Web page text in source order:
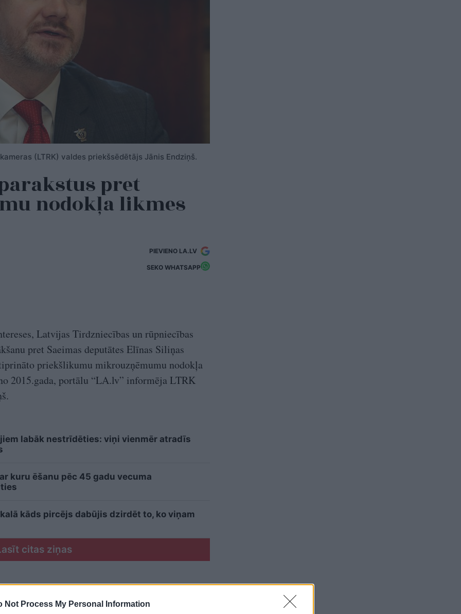
Not Process My Personal Information
(LTRK) valdes priekšsēdētājs Jānis Endziņš.
pret
nodokļa likmes
PIEVIENO LA.LV
SEKO WHATSAPP
Latvijas Tirdzniecības un rūpniecības
pret Saeimas deputātes Elīnas Siliņas
priekšlikumu mikrouzņēmumu nodokļa
2015.gada, portālu “LA.lv” informēja LTRK
labāk nestrīdēties: viņi vienmēr atradīs
kuru ēšanu pēc 45 gadu vecuma
kāds pircējs dabūjis dzirdēt to, ko viņam
citas ziņas